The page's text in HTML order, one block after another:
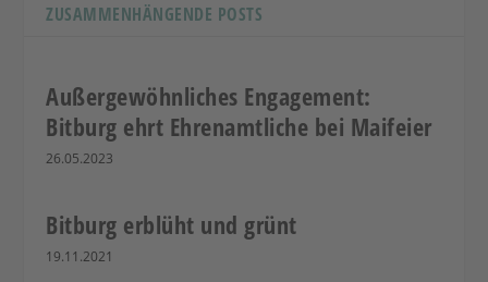
ZUSAMMENHÄNGENDE POSTS
Außergewöhnliches Engagement:
Bitburg ehrt Ehrenamtliche bei Maifeier
26.05.2023
Bitburg erblüht und grünt
19.11.2021